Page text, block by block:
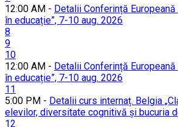
12:00 AM - Detalii Conferință
în educație”, 7-10 aug. 2026
8
9
10
12:00 AM - Detalii Conferință
în educație”, 7-10 aug. 2026
11
5:00 PM - Detalii curs internaț. Belgia
elevilor, diversitate cognitivă și bucuria
12